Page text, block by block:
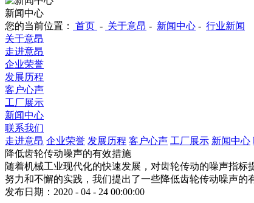
新闻中心
您的当前位置：
首页 - 关于意昂 - 新闻中心 - 行业新闻
关于意昂
走进意昂
企业荣誉
发展历程
客户心声
工厂展示
新闻中心
联系我们
走进意昂 企业荣誉 发展历程 客户心声 工厂展示 新闻中心
降低齿轮传动噪声的有效措施
随着机械工业现代化的快速发展，对齿轮传动的噪声指
努力和不懈的实践，我们提出了一些降低齿轮传动噪声的
发布日期：2020 - 04 - 24 00:00:00